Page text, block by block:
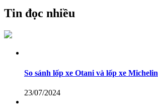
Tin đọc nhiều
So sánh lốp xe Otani và lốp xe Michelin
23/07/2024